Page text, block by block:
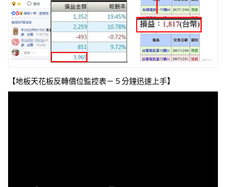
【地板天花板反轉價位監控表－５分鐘迅速上手】